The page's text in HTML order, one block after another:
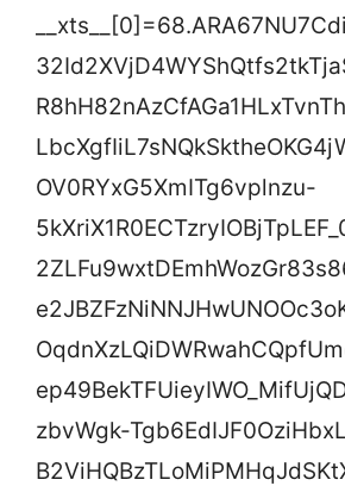
OV0RYxG5XmITg6vplnzu-
zbvWgk-